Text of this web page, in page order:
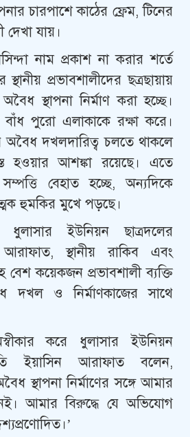
চারপাশে কাঠের ফ্রেম, টিনের
দেখা যায়।
নাম প্রকাশ না করার শর্তে
প্রভাবশালীদের ছত্রছায়ায়
স্থাপনা নির্মাণ করা হচ্ছে।
পুরো এলাকাকে রক্ষা করে।
দখলদারিত্ব চলতে থাকলে
হওয়ার আশঙ্কা রয়েছে। এতে
বেহাত হচ্ছে, অন্যদিকে
হুমকির মুখে পড়ছে।
ইউনিয়ন ছাত্রদলের
স্থানীয় রাকিব এবং
বেশ কয়েকজন প্রভাবশালী ব্যক্তি
দখল ও নির্মাণকাজের সাথে
করে ধুলাসার ইউনিয়ন
ইয়াসিন আরাফাত বলেন,
স্থাপনা নির্মাণের সঙ্গে আমার
আমার বিরুদ্ধে যে অভিযোগ